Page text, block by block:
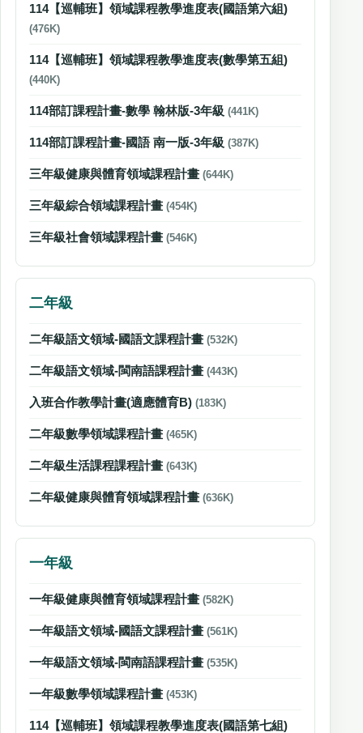
114【巡輔班】領域課程教學進度表(國語第六組)
(476K)
114【巡輔班】領域課程教學進度表(數學第五組)
(440K)
114部訂課程計畫-數學 翰林版-3年級 (441K)
114部訂課程計畫-國語 南一版-3年級 (387K)
三年級健康與體育領域課程計畫 (644K)
三年級綜合領域課程計畫 (454K)
三年級社會領域課程計畫 (546K)
二年級
二年級語文領域-國語文課程計畫 (532K)
二年級語文領域-閩南語課程計畫 (443K)
入班合作教學計畫(適應體育B) (183K)
二年級數學領域課程計畫 (465K)
二年級生活課程課程計畫 (643K)
二年級健康與體育領域課程計畫 (636K)
一年級
一年級健康與體育領域課程計畫 (582K)
一年級語文領域-國語文課程計畫 (561K)
一年級語文領域-閩南語課程計畫 (535K)
一年級數學領域課程計畫 (453K)
114【巡輔班】領域課程教學進度表(國語第七組)